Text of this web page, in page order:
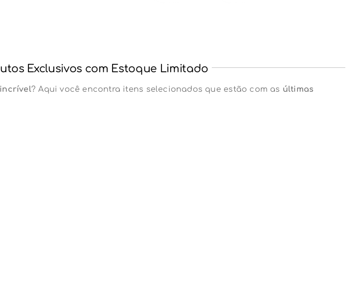
Exclusivos com Estoque Limitado
? Aqui você encontra itens selecionados que estão com as últimas